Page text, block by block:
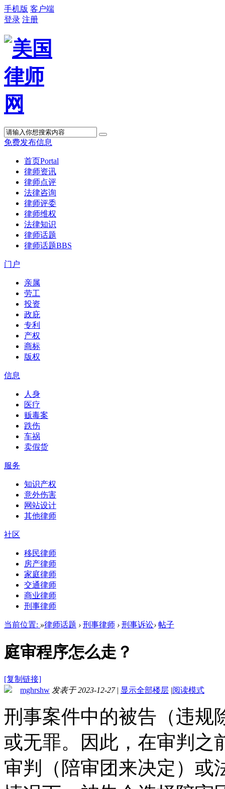
手机版 客户端
登录 注册
免费发布信息
首页Portal
律师资讯
律师点评
法律咨询
律师评委
律师维权
法律知识
律师话题
律师话题BBS
门户
亲属
劳工
投资
政庇
专利
产权
商标
版权
信息
人身
医疗
贩毒案
跌伤
车祸
卖假货
服务
知识产权
意外伤害
网站设计
其他律师
社区
移民律师
房产律师
家庭律师
交通律师
商业律师
刑事律师
当前位置: »律师话题 › 刑事律师 › 刑事诉讼› 帖子
庭审程序怎么走？
[复制链接]
mghrshw 发表于 2023-12-27 | 显示全部楼层 |阅读模式
刑事案件中的被告（违规
或无罪。因此，在审判之
审判（陪审团来决定）或